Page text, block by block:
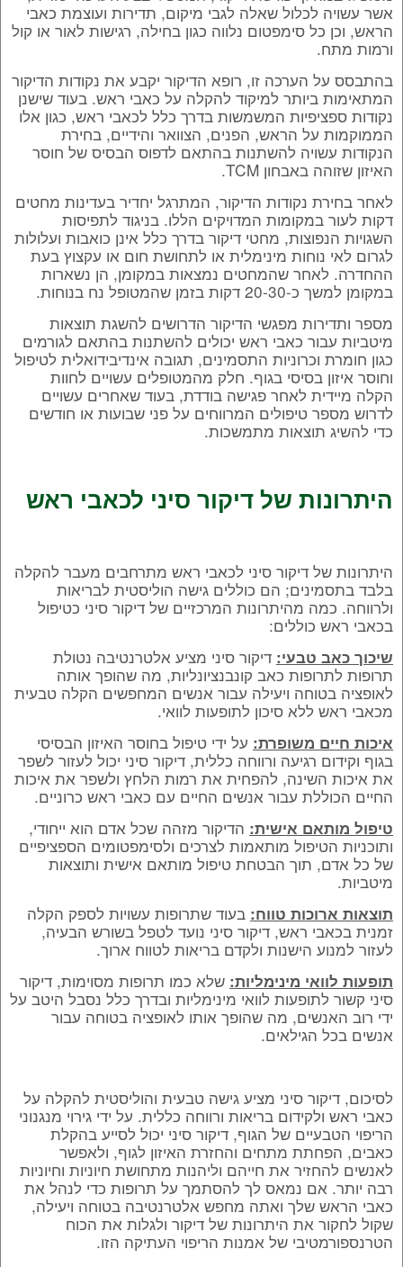
אשר עשויה לכלול שאלה לגבי מיקום, תדירות ועוצמת כאבי
הראש, וכן כל סימפטום נלווה כגון בחילה, רגישות לאור או קול
ורמות מתח.
בהתבסס על הערכה זו, רופא הדיקור יקבע את נקודות הדיקור
המתאימות ביותר למיקוד להקלה על כאבי ראש. בעוד שישנן
נקודות ספציפיות המשמשות בדרך כלל לכאבי ראש, כגון אלו
הממוקמות על הראש, הפנים, הצוואר והידיים, בחירת
הנקודות עשויה להשתנות בהתאם לדפוס הבסיס של חוסר
האיזון שזוהה באבחון TCM.
לאחר בחירת נקודות הדיקור, המתרגל יחדיר בעדינות מחטים
דקות לעור במקומות המדויקים הללו. בניגוד לתפיסות
השגויות הנפוצות, מחטי דיקור בדרך כלל אינן כואבות ועלולות
לגרום לאי נוחות מינימלית או לתחושת חום או עקצוץ בעת
ההחדרה. לאחר שהמחטים נמצאות במקומן, הן נשארות
במקומן למשך כ-20-30 דקות בזמן שהמטופל נח בנוחות.
מספר ותדירות מפגשי הדיקור הדרושים להשגת תוצאות
מיטביות עבור כאבי ראש יכולים להשתנות בהתאם לגורמים
כגון חומרת וכרוניות התסמינים, תגובה אינדיבידואלית לטיפול
וחוסר איזון בסיסי בגוף. חלק מהמטופלים עשויים לחוות
הקלה מיידית לאחר פגישה בודדת, בעוד שאחרים עשויים
לדרוש מספר טיפולים המרווחים על פני שבועות או חודשים
כדי להשיג תוצאות מתמשכות.
היתרונות של דיקור סיני לכאבי ראש
היתרונות של דיקור סיני לכאבי ראש מתרחבים מעבר להקלה
בלבד בתסמינים; הם כוללים גישה הוליסטית לבריאות
ולרווחה. כמה מהיתרונות המרכזיים של דיקור סיני כטיפול
בכאבי ראש כוללים:
שיכוך כאב טבעי: דיקור סיני מציע אלטרנטיבה נטולת
תרופות לתרופות כאב קונבנציונליות, מה שהופך אותה
לאופציה בטוחה ויעילה עבור אנשים המחפשים הקלה טבעית
מכאבי ראש ללא סיכון לתופעות לוואי.
איכות חיים משופרת: על ידי טיפול בחוסר האיזון הבסיסי
בגוף וקידום רגיעה ורווחה כללית, דיקור סיני יכול לעזור לשפר
את איכות השינה, להפחית את רמות הלחץ ולשפר את איכות
החיים הכוללת עבור אנשים החיים עם כאבי ראש כרוניים.
טיפול מותאם אישית: הדיקור מזהה שכל אדם הוא ייחודי,
ותוכניות הטיפול מותאמות לצרכים ולסימפטומים הספציפיים
של כל אדם, תוך הבטחת טיפול מותאם אישית ותוצאות
מיטביות.
תוצאות ארוכות טווח: בעוד שתרופות עשויות לספק הקלה
זמנית בכאבי ראש, דיקור סיני נועד לטפל בשורש הבעיה,
לעזור למנוע הישנות ולקדם בריאות לטווח ארוך.
תופעות לוואי מינימליות: שלא כמו תרופות מסוימות, דיקור
סיני קשור לתופעות לוואי מינימליות ובדרך כלל נסבל היטב על
ידי רוב האנשים, מה שהופך אותו לאופציה בטוחה עבור
אנשים בכל הגילאים.
לסיכום, דיקור סיני מציע גישה טבעית והוליסטית להקלה על
כאבי ראש ולקידום בריאות ורווחה כללית. על ידי גירוי מנגנוני
הריפוי הטבעיים של הגוף, דיקור סיני יכול לסייע בהקלת
כאבים, הפחתת מתחים והחזרת האיזון לגוף, ולאפשר
לאנשים להחזיר את חייהם וליהנות מתחושת חיוניות וחיוניות
רבה יותר. אם נמאס לך להסתמך על תרופות כדי לנהל את
כאבי הראש שלך ואתה מחפש אלטרנטיבה בטוחה ויעילה,
שקול לחקור את היתרונות של דיקור ולגלות את הכוח
הטרנספורמטיבי של אמנות הריפוי העתיקה הזו.